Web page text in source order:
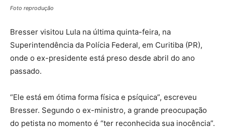
Foto reprodução
Bresser visitou Lula na última quinta-feira, na
Superintendência da Polícia Federal, em Curitiba (PR),
onde o ex-presidente está preso desde abril do ano
passado.
“Ele está em ótima forma física e psíquica”, escreveu
Bresser. Segundo o ex-ministro, a grande preocupação
do petista no momento é “ter reconhecida sua inocência”.